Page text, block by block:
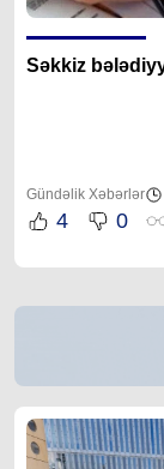
Səkkiz
Gündəlik Xəbərlər
4 0